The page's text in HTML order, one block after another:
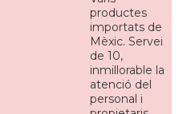
productes
importats de
Mèxic. Servei
de 10,
inmillorable la
atenció del
personal i